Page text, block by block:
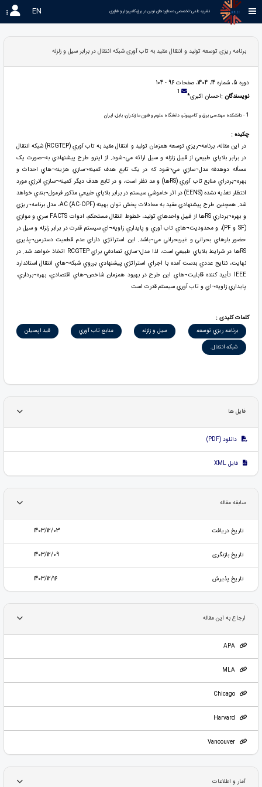
نشریه علمی-تخصصی دستاوردهای نوین در برق،کامپیوتر و فناوری EN
برنامه ریزی توسعه تولید و انتقال مقید به تاب آوری شبکه انتقال در برابر سیل و زلزله
دوره 5، شماره 14، 1404، صفحات 96 - 104
نویسندگان :احسان اکبری* 1
1 - دانشکده مهندسی برق و کامپیوتر، دانشگاه علوم و فنون مازندران، بابل، ایران
چکیده :
در اين مقاله، برنامه¬ريزي توسعه همزمان توليد و انتقال مقید به تاب آوري (RCGTEP) شبکه انتقال
در برابر بلاياي طبيعي از قبيل زلزله و سيل ارائه مي¬شود. از اينرو طرح پيشنهادي به¬صورت يک
مسأله دوهدفه مدل¬سازي مي¬شود که در يک تابع هدف کمينه¬سازي هزينه¬هاي احداث و
بهره¬بردراي منابع تاب آوري (RSها) و مد نظر است، و در تابع هدف ديگر کمينه¬سازي انرژي مورد
انتظار تغذيه نشده (EENS) در اثر خاموشي سيستم در برابر بلاياي طبيعي مذکور فرمول¬بندي خواهد
شد. همچنين طرح پيشنهادي مقيد به معادلات پخش توان بهينه AC (AC-OPF)، مدل برنامه¬ريزي
و بهره¬برداري RSها از قبيل واحدهاي توليد، خطوط انتقال مستحکم، ادوات FACTS سري و موازي
(SF و PF)، و محدوديت¬هاي تاب آوري و پايداري زاويه¬اي سيستم قدرت در برابر زلزله و سيل در
حضور بارهاي بحراني و غيربحراني مي¬باشد. اين استراتژي داراي عدم قطعيت دسترس¬پذيري
RSها در شرايط بلاياي طبيعي است، لذا مدل¬سازي تصادفي براي RCGTEP اتخاذ خواهد شد. در
نهايت، نتايج عددي بدست آمده با اجراي استراتژي پيشنهادي برروي شبکه¬هاي انتقال استاندارد
IEEE تأييد کننده قابليت¬هاي اين طرح در بهبود همزمان شاخص¬هاي اقتصادي، بهره¬برداري،
پايداري زاويه¬اي و تاب آوري سيستم قدرت است
کلمات کلیدی :
برنامه ريزي توسعه
سيل و زلزله منابع تاب آوري
قيد اپسيلن
شبکه انتقال.
فایل ها
دانلود (PDF)
فایل XML
سابقه مقاله
تاریخ دریافت 1403/12/03
تاریخ بازنگری 1403/12/09
تاریخ پذیرش 1403/12/16
ارجاع به این مقاله
APA
MLA
Chicago
Vancouver
آمار و اطلاعات